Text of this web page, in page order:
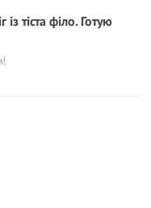
тіста філо. Готую